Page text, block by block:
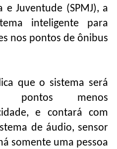
Juventude (SPMJ), a
inteligente para
nos pontos de ônibus
que o sistema será
pontos menos
e contará com
de áudio, sensor
somente uma pessoa